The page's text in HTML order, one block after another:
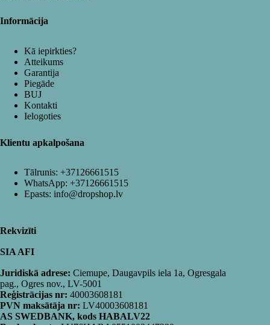
Informācija
Kā iepirkties?
Atteikums
Garantija
Piegāde
BUJ
Kontakti
Ielogoties
Klientu apkalpošana
Tālrunis: +37126661515
WhatsApp: +37126661515
Epasts: info@dropshop.lv
Rekvizīti
SIA AFI
Juridiskā adrese: Ciemupe, Daugavpils iela 1a, Ogresgala
pag., Ogres nov., LV-5001
Reģistrācijas nr: 40003608181
PVN maksātāja nr: LV40003608181
AS SWEDBANK, kods HABALV22